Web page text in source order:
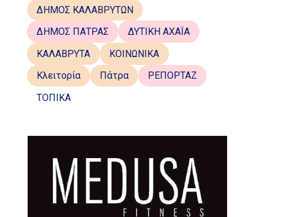
ΔΗΜΟΣ ΚΑΛΑΒΡΥΤΩΝ
ΔΗΜΟΣ ΠΑΤΡΑΣ
ΔΥΤΙΚΗ ΑΧΑΪΑ
ΚΑΛΑΒΡΥΤΑ
ΚΟΙΝΩΝΙΚΑ
Κλειτορία
Πάτρα
ΡΕΠΟΡΤΑΖ
ΤΟΠΙΚΑ